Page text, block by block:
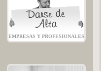
EMPRESAS Y PROFESIONALES